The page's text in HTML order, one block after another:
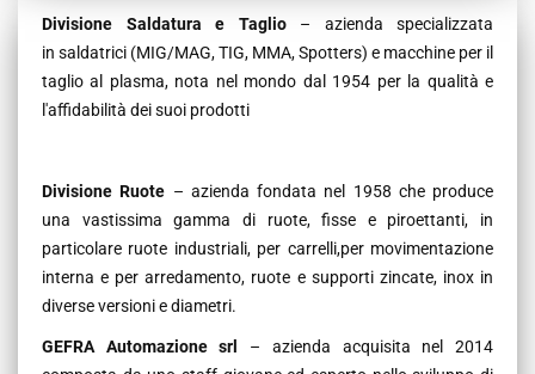
Contenu
Divisione Saldatura e Taglio– azienda specializzata
in saldatrici (MIG/MAG, TIG, MMA, Spotters) e macchine per il
taglio al plasma, nota nel mondo dal 1954 per la qualità e
l'affidabilità dei suoi prodotti
Divisione Ruote – azienda fondata nel 1958 che produce
una vastissima gamma di ruote, fisse e piroettanti, in
particolare ruote industriali, per carrelli,per movimentazione
interna e per arredamento, ruote e supporti zincate, inox in
diverse versioni e diametri.
GEFRA Automazione srl
– azienda acquisita nel 2014